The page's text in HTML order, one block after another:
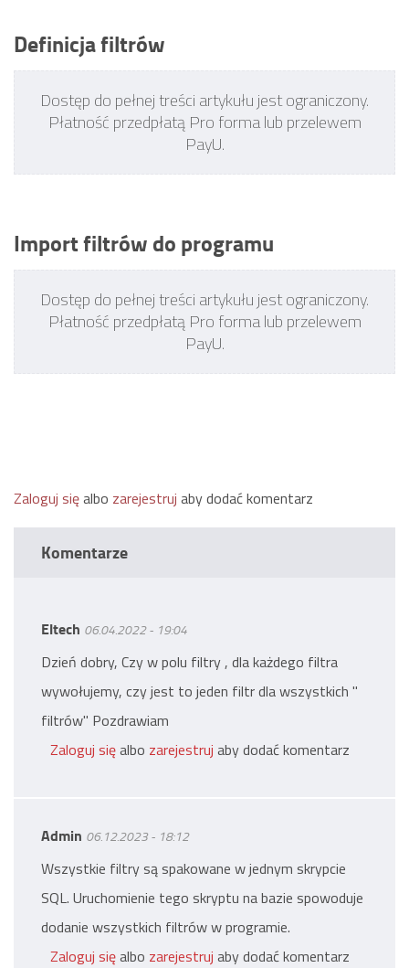
Definicja filtrów
Dostęp do pełnej treści artykułu jest ograniczony.
Płatność przedpłatą Pro forma lub przelewem
PayU.
Import filtrów do programu
Dostęp do pełnej treści artykułu jest ograniczony.
Płatność przedpłatą Pro forma lub przelewem
PayU.
Zaloguj sięalbo zarejestruj aby dodać komentarz
Komentarze
Eltech 06.04.2022 - 19:04
Dzień dobry, Czy w polu filtry , dla każdego filtra
wywołujemy, czy jest to jeden filtr dla wszystkich "
filtrów" Pozdrawiam
Zaloguj sięalbo zarejestruj aby dodać komentarz
Admin 06.12.2023 - 18:12
Wszystkie filtry są spakowane w jednym skrypcie
SQL. Uruchomienie tego skryptu na bazie spowoduje
dodanie wszystkich filtrów w programie.
Zaloguj sięalbo zarejestruj aby dodać komentarz